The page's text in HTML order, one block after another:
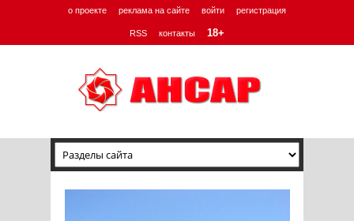
о проекте реклама на сайте войти регистрация
RSS контакты 18+